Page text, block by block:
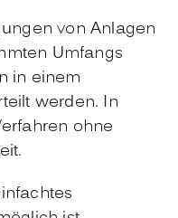
von Anlagen
Umfangs
in einem
werden. In
ohne